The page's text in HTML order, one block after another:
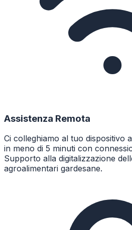
Assistenza Remota
Ci colleghiamo al tuo dispositivo
in meno di 5 minuti con
Supporto alla digitalizzazione
agroalimentari gardesane.